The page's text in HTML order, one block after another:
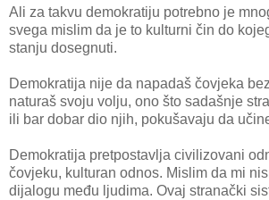
Ali za takvu demokratiju potrebno je
svega mislim da je to kulturni čin do
stanju dosegnuti.
Demokratija nije da napadaš čovjeka
naturaš svoju volju, ono što sadašnje
ili bar dobar dio njih, pokušavaju da
Demokratija pretpostavlja civilizovani
čovjeku, kulturan odnos. Mislim da mi
dijalogu među ljudima. Ovaj stranački